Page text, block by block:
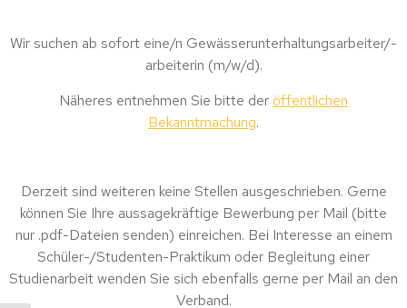
Wir suchen ab sofort eine/n Gewässerunterhaltungsarbeiter/-
arbeiterin (m/w/d).
Näheres entnehmen Sie bitte deröffentlichen
Bekanntmachung.
Derzeit sind weiteren keine Stellen ausgeschrieben. Gerne
können Sie Ihre aussagekräftige Bewerbung per Mail (bitte
nur .pdf-Dateien senden) einreichen. Bei Interesse an einem
Schüler-/Studenten-Praktikum oder Begleitung einer
Studienarbeit wenden Sie sich ebenfalls gerne per Mail an den
Verband.